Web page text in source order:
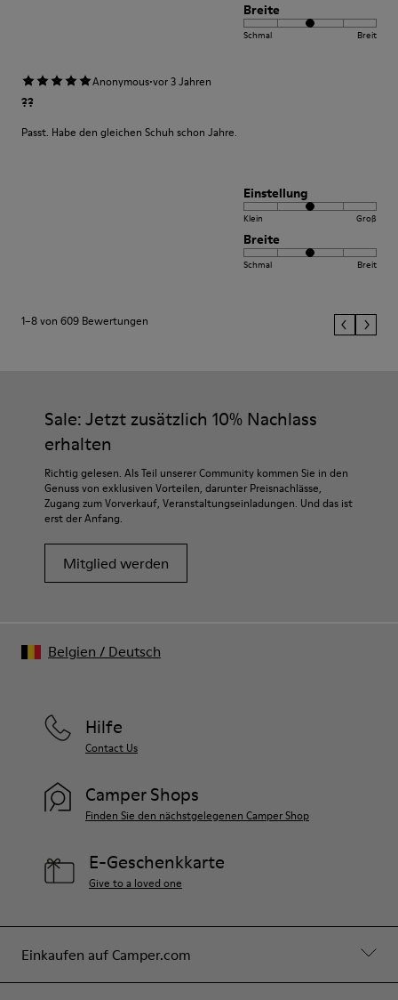
Breite
Schmal Breit
Anonymous·vor 3 Jahren
??
Passt. Habe den gleichen Schuh schon Jahre.
Einstellung
Klein Groß
Breite
Schmal Breit
1–8 von 609 Bewertungen
Sale: Jetzt zusätzlich 10% Nachlass
erhalten
Richtig gelesen. Als Teil unserer Community kommen Sie in den
Genuss von exklusiven Vorteilen, darunter Preisnachlässe,
Zugang zum Vorverkauf, Veranstaltungseinladungen. Und das ist
erst der Anfang.
Mitglied werden
Einkaufen auf Camper.com
Hilfe
Contact Us
Camper Shops
Finden Sie den nächstgelegenen Camper Shop
E-Geschenkkarte
Give to a loved one
Belgien / Deutsch